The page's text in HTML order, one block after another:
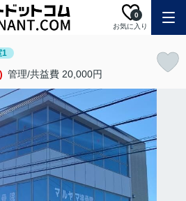
お気に入り
0
1
管理/共益費 20,000円